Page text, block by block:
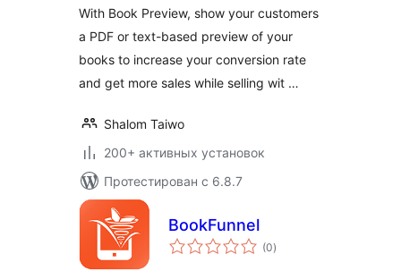
With Book Preview, show your customers
a PDF or text-based preview of your
books to increase your conversion rate
and get more sales while selling wit …
Shalom Taiwo
200+ активных установок
Протестирован с 6.8.7
BookFunnel
(0общий
рейтинг
)